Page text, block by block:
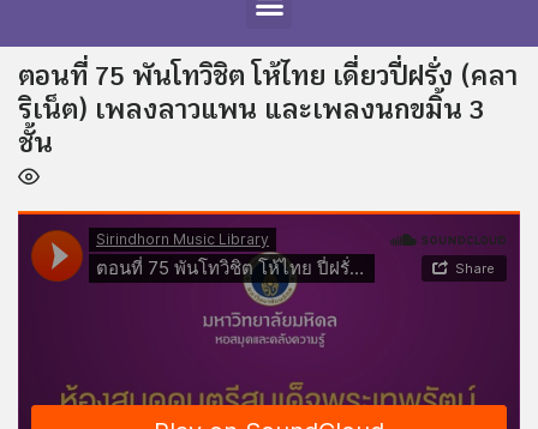
ตอนที่ 75 พันโทวิชิต โห้ไทย เดี่ยวปี่ฝรั่ง (คลา
ริเน็ต) เพลงลาวแพน และเพลงนกขมิ้น 3
ชั้น